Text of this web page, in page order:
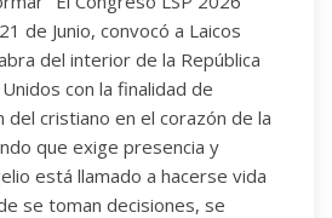
de Junio, convocó a Laicos
del interior de la República
con la finalidad de
del cristiano en el corazón de la
que exige presencia y
está llamado a hacerse vida
se toman decisiones, se